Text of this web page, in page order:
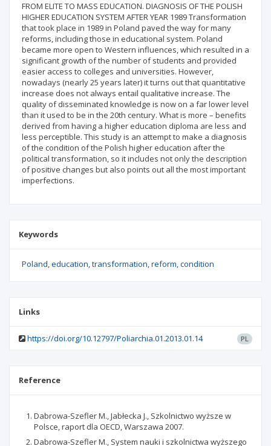
FROM ELITE TO MASS EDUCATION. DIAGNOSIS OF THE POLISH
HIGHER EDUCATION SYSTEM AFTER YEAR 1989 Transformation
that took place in 1989 in Poland paved the way for many
reforms, including those in educational system. Poland
became more open to Western influences, which resulted in a
significant growth of the number of students and provided
easier access to colleges and universities. However,
nowadays (nearly 25 years later) it turns out that quantitative
increase does not always entail qualitative increase. The
quality of disseminated knowledge is now on a far lower level
than it used to be in the 20th century. What is more – benefits
derived from having a higher education diploma are less and
less perceptible. This study is an attempt to make a diagnosis
of the condition of the Polish higher education after the
political transformation, so it includes not only the description
of positive changes but also points out all the most important
imperfections.
Keywords
Poland education transformation reform condition
Links
https://doi.org/10.12797/Poliarchia.01.2013.01.14 PL
Reference
Dabrowa-Szefler M., Jabłecka J., Szkolnictwo wyższe w
Polsce, raport dla OECD, Warszawa 2007.
Dabrowa-Szefler M., System nauki i szkolnictwa wyższego